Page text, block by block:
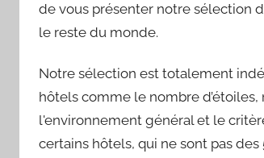
de vous présenter notre sélection
le reste du monde.
Notre sélection est totalement
hôtels comme le nombre d’étoiles,
l'environnement général et le
certains hôtels, qui ne sont pas